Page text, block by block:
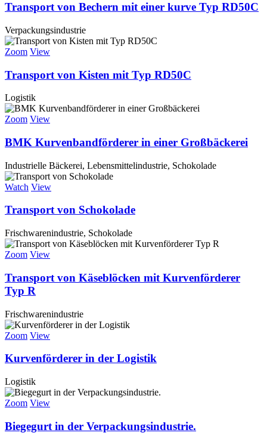
Transport von Bechern mit einer kurve Typ RD50C
Verpackungsindustrie
Zoom View
Transport von Kisten mit Typ RD50C
Logistik
Zoom View
BMK Kurvenbandförderer in einer Großbäckerei
Industrielle Bäckerei, Lebensmittelindustrie, Schokolade
Watch View
Transport von Schokolade
Frischwarenindustrie, Schokolade
Zoom View
Transport von Käseblöcken mit Kurvenförderer
Typ R
Frischwarenindustrie
Zoom View
Kurvenförderer in der Logistik
Logistik
Zoom View
Biegegurt in der Verpackungsindustrie.